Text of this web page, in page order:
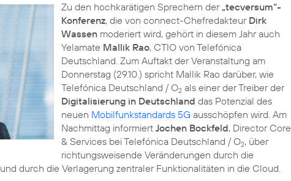
Zu den hochkarätigen Sprechern der„tecversum“-
Konferenz, die von connect-Chefredakteur Dirk
Wassenmoderiert wird, gehört in diesem Jahr auch
Yelamate Mallik Rao, CTIO von Telefónica
Deutschland. Zum Auftakt der Veranstaltung am
Donnerstag (29.10.) spricht Mallik Rao darüber, wie
Telefónica Deutschland / O2als einer der Treiber der
Digitalisierung in Deutschland das Potenzial des
neuen Mobilfunkstandards 5Gausschöpfen wird. Am
Nachmittag informiert Jochen Bockfeld, Director Core
& Services bei Telefónica Deutschland / O2, über
richtungsweisende Veränderungen durch die
und durch die Verlagerung zentraler Funktionalitäten in die Cloud.